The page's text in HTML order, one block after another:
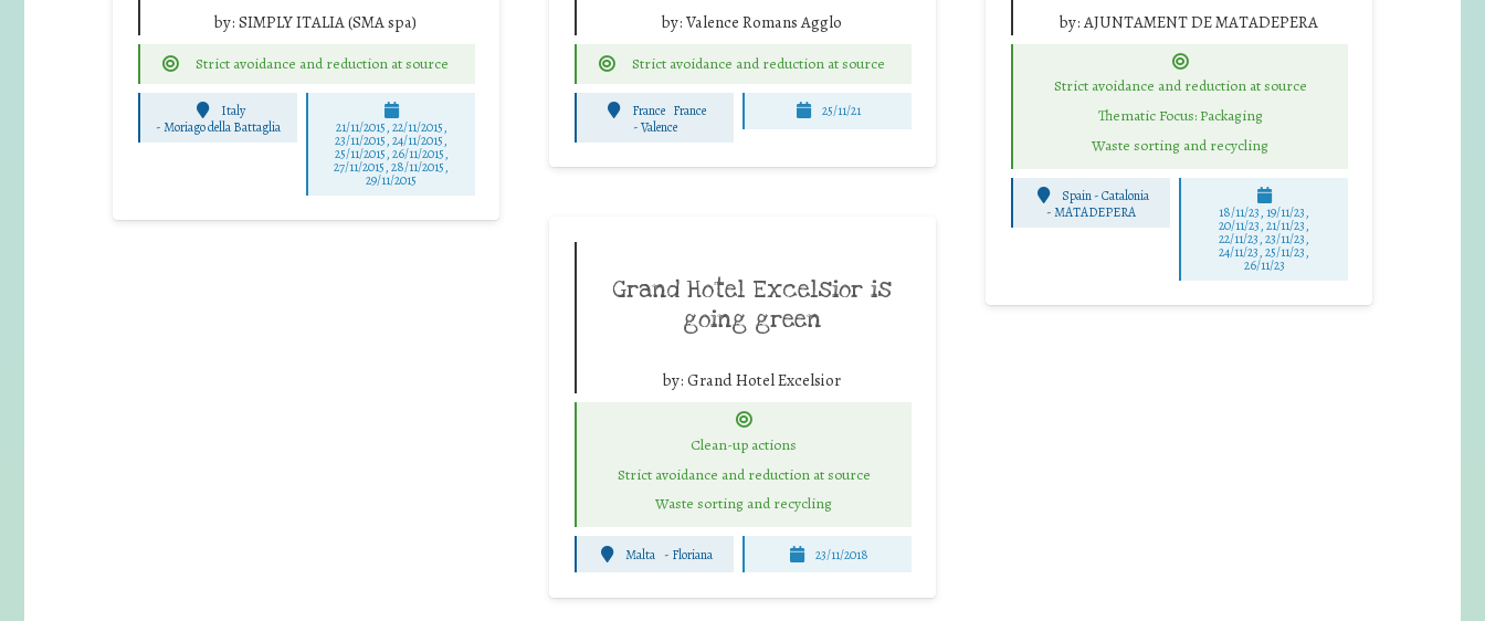
by: SIMPLY ITALIA (SMA spa)
Strict avoidance and reduction at source
Italy
-Moriago della Battaglia 21/11/2015, 22/11/2015,
23/11/2015, 24/11/2015,
25/11/2015, 26/11/2015,
27/11/2015, 28/11/2015,
29/11/2015
by: Valence Romans Agglo
Strict avoidance and reduction at source
France France
-Valence
25/11/21
by:AJUNTAMENT DE MATADEPERA
Strict avoidance and reduction at source
Thematic Focus: Packaging
Waste sorting and recycling
Spain - Catalonia
-MATADEPERA 18/11/23, 19/11/23,
20/11/23, 21/11/23,
22/11/23, 23/11/23,
24/11/23, 25/11/23,
26/11/23
Grand Hotel Excelsior is
going green
by: Grand Hotel Excelsior
Clean-up actions
Strict avoidance and reduction at source
Waste sorting and recycling
Malta - Floriana 23/11/2018